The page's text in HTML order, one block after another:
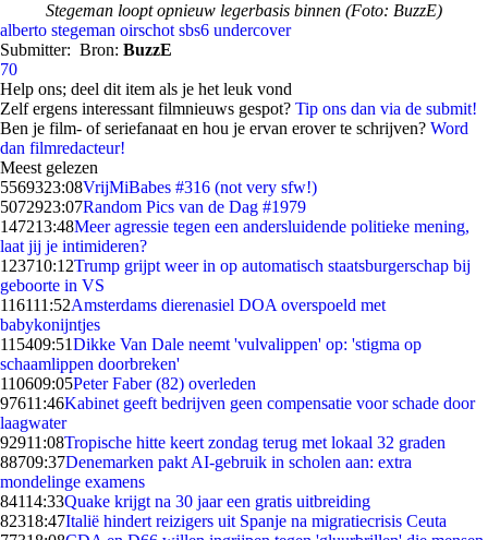
Stegeman loopt opnieuw legerbasis binnen (Foto: BuzzE)
alberto stegeman oirschot sbs6 undercover
Submitter: Bron: BuzzE
70
Help ons; deel dit item als je het leuk vond
Zelf ergens interessant filmnieuws gespot? Tip ons dan via de submit!
Ben je film- of seriefanaat en hou je ervan erover te schrijven? Word
dan filmredacteur!
Meest gelezen
5569323:08VrijMiBabes #316 (not very sfw!)
5072923:07Random Pics van de Dag #1979
147213:48Meer agressie tegen een andersluidende politieke mening,
laat jij je intimideren?
123710:12Trump grijpt weer in op automatisch staatsburgerschap bij
geboorte in VS
116111:52Amsterdams dierenasiel DOA overspoeld met
babykonijntjes
115409:51Dikke Van Dale neemt 'vulvalippen' op: 'stigma op
schaamlippen doorbreken'
110609:05Peter Faber (82) overleden
97611:46Kabinet geeft bedrijven geen compensatie voor schade door
laagwater
92911:08Tropische hitte keert zondag terug met lokaal 32 graden
88709:37Denemarken pakt AI-gebruik in scholen aan: extra
mondelinge examens
84114:33Quake krijgt na 30 jaar een gratis uitbreiding
82318:47Italië hindert reizigers uit Spanje na migratiecrisis Ceuta